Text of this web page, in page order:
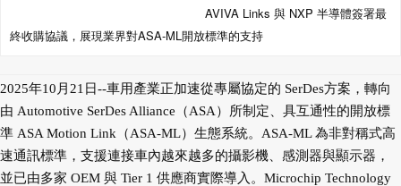
AVIVA Links 與 NXP 半導體簽署最
終收購協議，展現業界對ASA-ML開放標準的支持
2025年10月21日--車用產業正加速從專屬協定的 SerDes方案，轉向
由 Automotive SerDes Alliance（ASA）所制定、具互通性的開放標
準 ASA Motion Link（ASA-ML）生態系統。ASA-ML 為非對稱式高
速通訊標準，支援連接車內越來越多的攝影機、感測器與顯示器，
並已由多家 OEM 與 Tier 1 供應商實際導入。Microchip Technology